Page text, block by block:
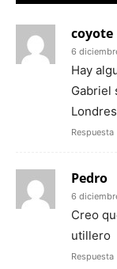
coyote
6
Hay
Gabriel
Respuesta
Pedro
6
Creo
utillero
Respuesta